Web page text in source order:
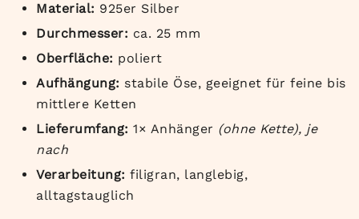
Material: 925er Silber
Durchmesser: ca. 25 mm
Oberfläche: poliert
Aufhängung: stabile Öse, geeignet für feine bis
mittlere Ketten
Lieferumfang: 1× Anhänger (ohne Kette), je
nach
Verarbeitung: filigran, langlebig,
alltagstauglich